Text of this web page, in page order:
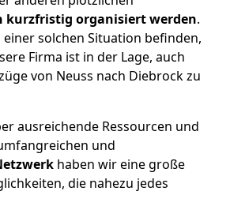
kurzfristig organisiert werden.
einer solchen Situation befinden,
Firma ist in der Lage, auch
von Neuss nach Diebrock zu
ausreichende Ressourcen und
und
haben wir eine große
die nahezu jedes